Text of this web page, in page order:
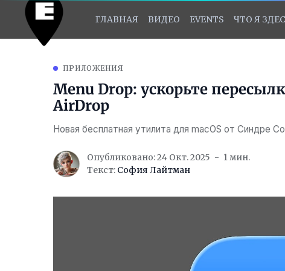
ГЛАВНАЯ ВИДЕО EVENTS ЧТО Я
ПРИЛОЖЕНИЯ
Menu Drop: ускорьте
AirDrop
Новая бесплатная утилита для macOS от Синдре
Опубликовано: 24 Окт. 2025
1 мин.
Текст: София Лайтман